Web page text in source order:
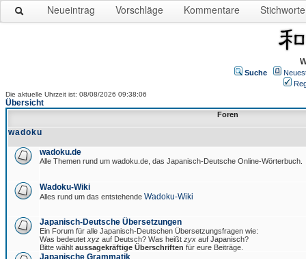
Neueintrag Vorschläge Kommentare Stichworte
Suche
Die aktuelle Uhrzeit ist: 08/08/2026 09:38:06
Übersicht
Foren
wadoku
wadoku.de
Alle Themen rund um wadoku.de, das Japanisch-Deutsche Online-Wörterbuch.
Wadoku-Wiki
Alles rund um das entstehende Wadoku-Wiki
Japanisch-Deutsche Übersetzungen
Ein Forum für alle Japanisch-Deutschen Übersetzungsfragen wie:
Was bedeutet xyz auf Deutsch? Was heißt zyx auf Japanisch?
Bitte wählt aussagekräftige Überschriften für eure Beiträge.
Japanische Grammatik